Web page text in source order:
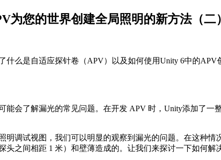
为您的世界创建全局照明的新方法（二）
什么是自适应探针卷（APV）以及如何使用Unity 6中的
能会了解漏光的常见问题。在开发 APV 时，Unity添加了
明调试视图，我们可以明显的观察到漏光的问题。在这种
头之间相距 1 米）和壁薄造成的。让我们来探讨一下如何解